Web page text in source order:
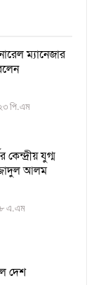
ম্যানেজার
পি.এম
কেন্দ্রীয় যুগ্ম
আলম
এ.এম
দেশ